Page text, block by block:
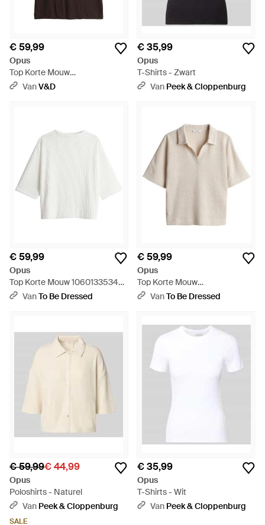
€ 59,99
Opus
Top Korte Mouw
10603114370451 - Bruin
VanV&D
€ 35,99
Opus
T-Shirts - Zwart
Van Peek & Cloppenburg
€ 59,99
Opus
Top Korte Mouw 106013353451
- WitVanTo Be Dressed
€ 59,99
Opus
Top Korte Mouw
10603013351451 - Naturel
VanTo Be Dressed
€ 59,99€ 44,99
Opus
Poloshirts - Naturel
Van Peek & Cloppenburg
SALE
€ 35,99
Opus
T-Shirts - Wit
Van Peek & Cloppenburg